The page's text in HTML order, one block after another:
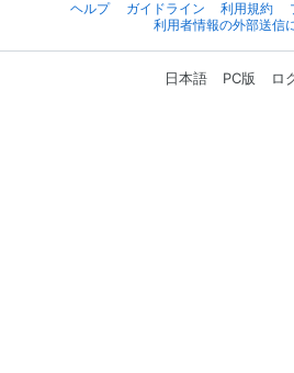
ヘルプ
ガイドライン 利用規約
利用者情報の外部送信
日本語 PC版 ロ